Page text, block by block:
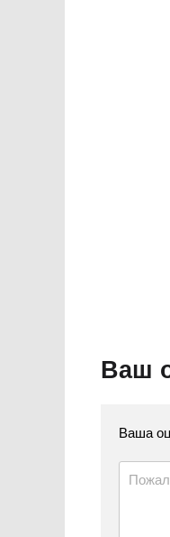
Ваш
Ваша